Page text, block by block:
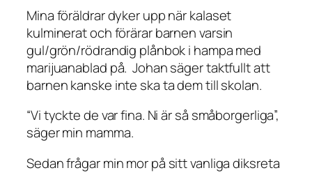
Mina föräldrar dyker upp när kalaset
kulminerat och förärar barnen varsin
gul/grön/rödrandig plånbok i hampa med
marijuanablad på. Johan säger taktfullt att
barnen kanske inte ska ta dem till skolan.
“Vi tyckte de var fina. Ni är så småborgerliga”,
säger min mamma.
Sedan frågar min mor på sitt vanliga diksreta